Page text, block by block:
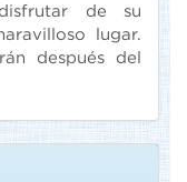
de su
lugar.
después del